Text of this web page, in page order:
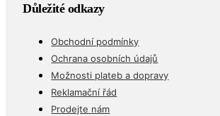
Důležité odkazy
Obchodní podmínky
Ochrana osobních údajů
Možnosti plateb a dopravy
Reklamační řád
Prodejte nám